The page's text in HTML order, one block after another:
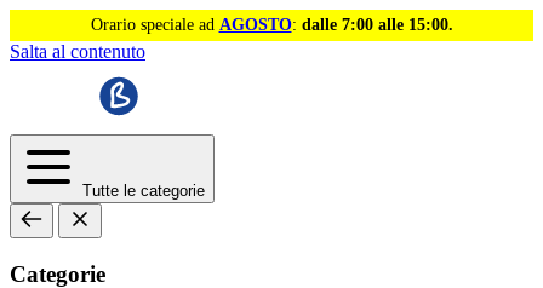
Orario speciale ad AGOSTO: dalle 7:00 alle 15:00.
Salta al contenuto
Tutte le categorie
Categorie